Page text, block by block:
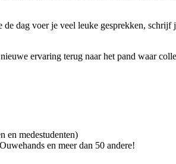
dag voer je veel leuke gesprekken,
ervaring terug naar het pand waar
en medestudenten)
en meer dan 50 andere!